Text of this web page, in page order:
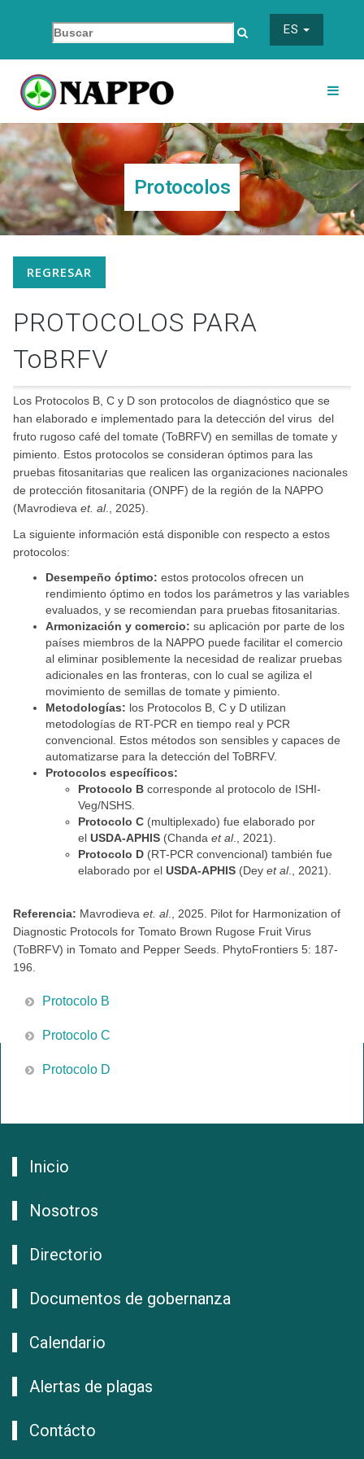
ES
Protocolos
REGRESAR
PROTOCOLOS PARA
ToBRFV
Los Protocolos B, C y D son protocolos de diagnóstico que se
han elaborado e implementado para la detección del virus del
fruto rugoso café del tomate (ToBRFV) en semillas de tomate y
pimiento. Estos protocolos se consideran óptimos para las
pruebas fitosanitarias que realicen las organizaciones nacionales
de protección fitosanitaria (ONPF) de la región de la NAPPO
(Mavrodieva et. al., 2025).
La siguiente información está disponible con respecto a estos
protocolos:
Desempeño óptimo: estos protocolos ofrecen un
rendimiento óptimo en todos los parámetros y las variables
evaluados, y se recomiendan para pruebas fitosanitarias.
Armonización y comercio: su aplicación por parte de los
países miembros de la NAPPO puede facilitar el comercio
al eliminar posiblemente la necesidad de realizar pruebas
adicionales en las fronteras, con lo cual se agiliza el
movimiento de semillas de tomate y pimiento.
Metodologías: los Protocolos B, C y D utilizan
metodologías de RT-PCR en tiempo real y PCR
convencional. Estos métodos son sensibles y capaces de
automatizarse para la detección del ToBRFV.
Protocolos específicos:
Protocolo B corresponde al protocolo de ISHI-
Veg/NSHS.
Protocolo C (multiplexado) fue elaborado por
el USDA-APHIS (Chanda et al., 2021).
Protocolo D (RT-PCR convencional) también fue
elaborado por el USDA-APHIS (Dey et al., 2021).
Referencia: Mavrodieva et. al., 2025. Pilot for Harmonization of
Diagnostic Protocols for Tomato Brown Rugose Fruit Virus
(ToBRFV) in Tomato and Pepper Seeds. PhytoFrontiers 5: 187-
196.
Protocolo B
Protocolo C
Protocolo D
Inicio
Nosotros
Directorio
Documentos de gobernanza
Calendario
Alertas de plagas
Contácto